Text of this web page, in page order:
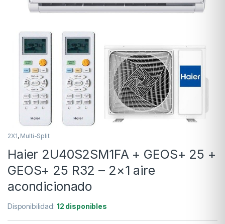
2X1, Multi-Split
Haier 2U40S2SM1FA + GEOS+ 25 +
GEOS+ 25 R32 – 2×1 aire
acondicionado
Disponibilidad: 12 disponibles